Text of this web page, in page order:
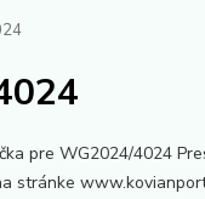
pre WG2024/4024
stránke